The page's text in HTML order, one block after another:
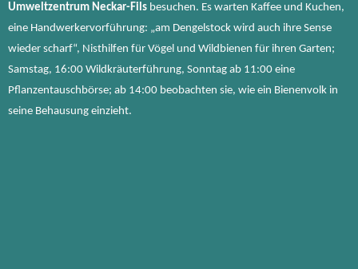
Umweltzentrum Neckar-Fils besuchen. Es warten Kaffee und Kuchen,
eine Handwerkervorführung: „am Dengelstock wird auch ihre Sense
wieder scharf“, Nisthilfen für Vögel und Wildbienen für ihren Garten;
Samstag, 16:00 Wildkräuterführung, Sonntag ab 11:00 eine
Pflanzentauschbörse; ab 14:00 beobachten sie, wie ein Bienenvolk in
seine Behausung einzieht.